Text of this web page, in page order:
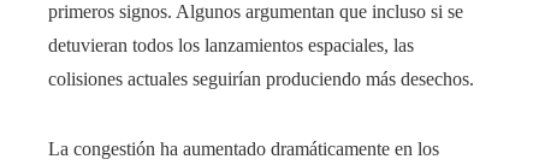
primeros signos. Algunos argumentan que incluso si se
detuvieran todos los lanzamientos espaciales, las
colisiones actuales seguirían produciendo más desechos.
La congestión ha aumentado dramáticamente en los